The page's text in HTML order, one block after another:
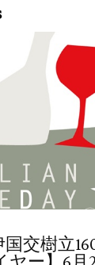
国交樹立